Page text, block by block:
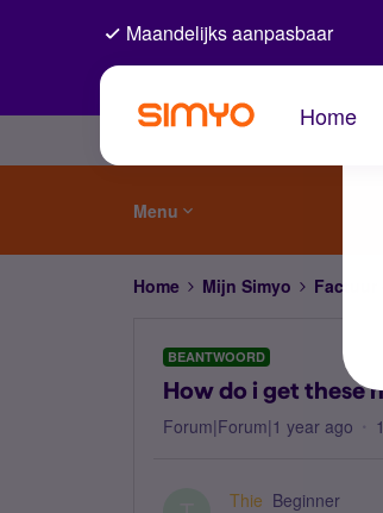
Maandelijks aanpasbaar
Home
Menu
Home Mijn Simyo Factuur
BEANTWOORD
How do i get these
Forum|Forum|1 year ago
Thie Beginner